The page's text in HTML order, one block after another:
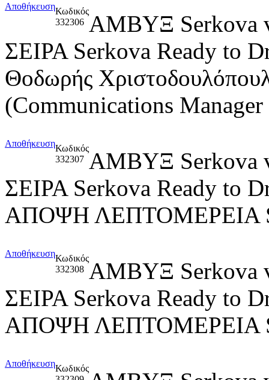
ΑποθήκευσηΚωδικός
332306 ΑΜΒΥΞ Serkova
ΣΕΙΡΑ Serkova Ready to
Θοδωρής
(Communications
ΑποθήκευσηΚωδικός
332307 ΑΜΒΥΞ Serkova
ΣΕΙΡΑ Serkova Ready to
ΑΠΟΨΗ ΛΕΠΤΟΜΕΡΕΙΑ
ΑποθήκευσηΚωδικός
332308 ΑΜΒΥΞ Serkova
ΣΕΙΡΑ Serkova Ready to
ΑΠΟΨΗ ΛΕΠΤΟΜΕΡΕΙΑ
ΑποθήκευσηΚωδικός